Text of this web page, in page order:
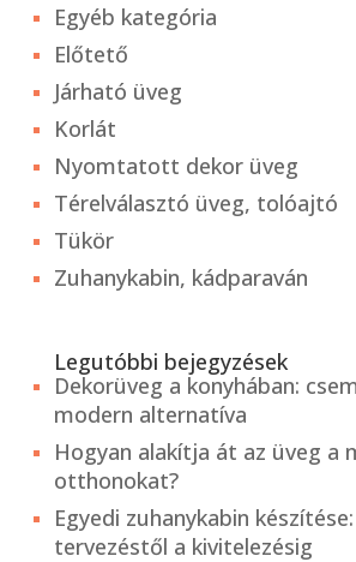
Egyéb kategória
Előtető
Járható üveg
Korlát
Nyomtatott dekor üveg
Térelválasztó üveg, tolóajtó
Tükör
Zuhanykabin, kádparaván
Legutóbbi bejegyzések
Dekorüveg a konyhában:
modern alternatíva
Hogyan alakítja át az üveg a
otthonokat?
Egyedi zuhanykabin
tervezéstől a kivitelezésig